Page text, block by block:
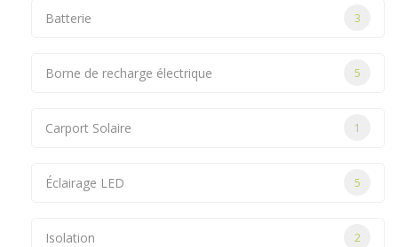
Batterie 3
Borne de recharge électrique 5
Carport Solaire 1
Éclairage LED 5
Isolation 2